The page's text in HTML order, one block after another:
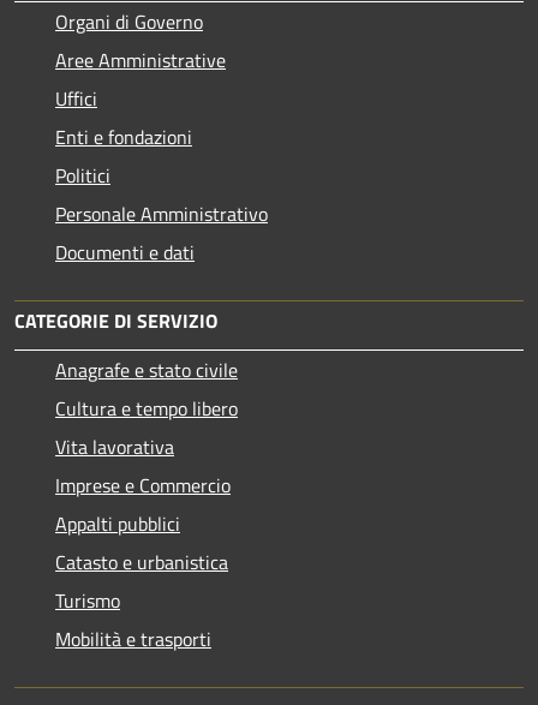
Organi di Governo
Aree Amministrative
Uffici
Enti e fondazioni
Politici
Personale Amministrativo
Documenti e dati
CATEGORIE DI SERVIZIO
Anagrafe e stato civile
Cultura e tempo libero
Vita lavorativa
Imprese e Commercio
Appalti pubblici
Catasto e urbanistica
Turismo
Mobilità e trasporti